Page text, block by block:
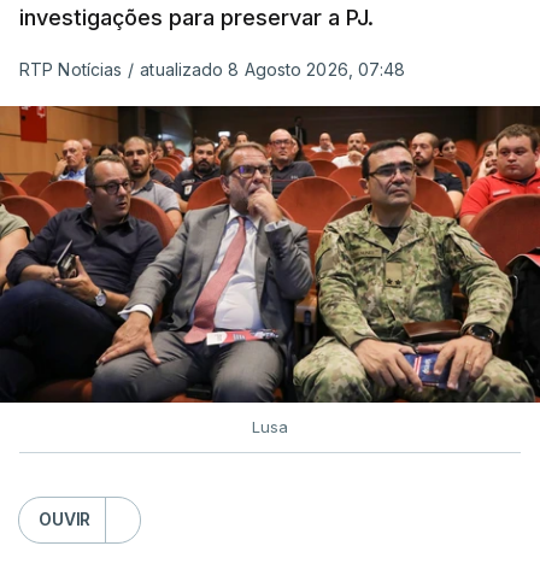
investigações para preservar a PJ.
RTP Notícias / atualizado 8 Agosto 2026, 07:48
Lusa
OUVIR